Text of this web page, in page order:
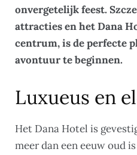
onvergetelijk feest.
attracties en het Dana
centrum, is de perfecte
avontuur te beginnen.
Luxueus en
Het Dana Hotel is
meer dan een eeuw oud